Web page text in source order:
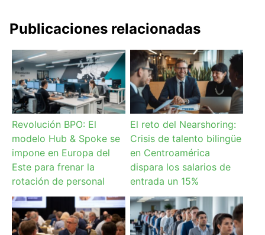
Publicaciones relacionadas
Revolución BPO: El
modelo Hub & Spoke se
impone en Europa del
Este para frenar la
rotación de personal
El reto del Nearshoring:
Crisis de talento bilingüe
en Centroamérica
dispara los salarios de
entrada un 15%